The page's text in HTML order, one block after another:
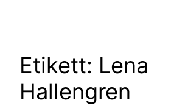
Etikett: Lena
Hallengren